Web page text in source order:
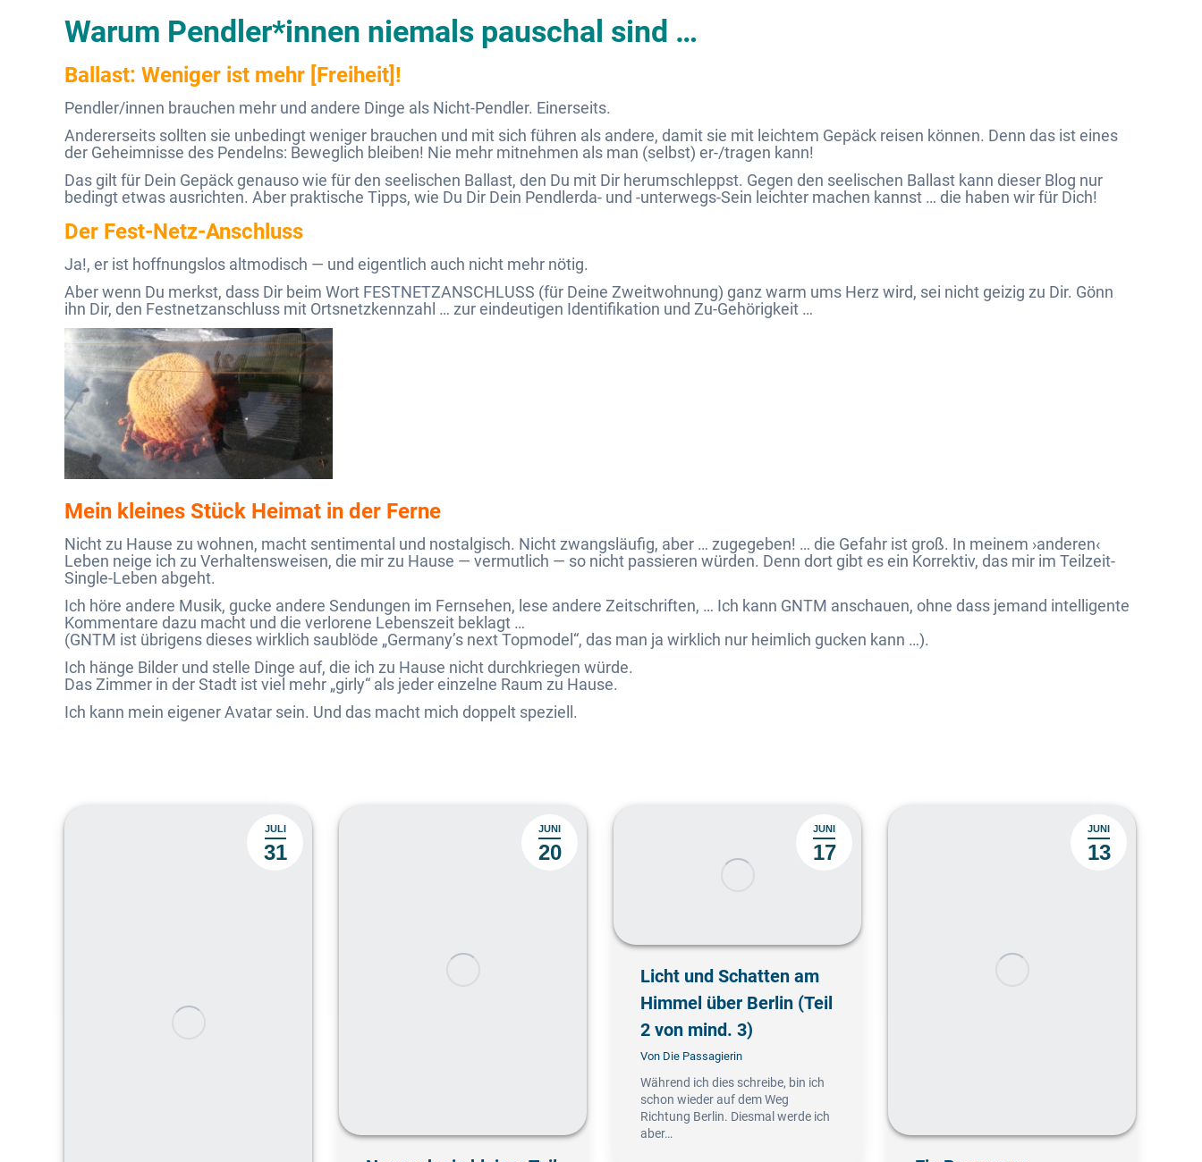
Warum Pendler*innen niemals pauschal sind …
Ballast: Weniger ist mehr [Freiheit]!
Pendler/innen brauchen mehr und andere Dinge als Nicht-Pendler. Einerseits.
Andererseits sollten sie unbedingt weniger brauchen und mit sich führen als andere, damit sie mit leichtem Gepäck reisen können. Denn das ist eines
der Geheimnisse des Pendelns: Beweglich bleiben! Nie mehr mitnehmen als man (selbst) er-/tragen kann!
Das gilt für Dein Gepäck genauso wie für den seelischen Ballast, den Du mit Dir herumschleppst. Gegen den seelischen Ballast kann dieser Blog nur
bedingt etwas ausrichten. Aber praktische Tipps, wie Du Dir Dein Pendlerda- und -unterwegs-Sein leichter machen kannst … die haben wir für Dich!
Der Fest-Netz-Anschluss
Ja!, er ist hoffnungslos altmodisch — und eigentlich auch nicht mehr nötig.
Aber wenn Du merkst, dass Dir beim Wort FESTNETZANSCHLUSS (für Deine Zweitwohnung) ganz warm ums Herz wird, sei nicht geizig zu Dir. Gönn
ihn Dir, den Festnetzanschluss mit Ortsnetzkennzahl … zur eindeutigen Identifikation und Zu-Gehörigkeit …
Mein kleines Stück Heimat in der Ferne
Nicht zu Hause zu wohnen, macht sentimental und nostalgisch. Nicht zwangsläufig, aber … zugegeben! … die Gefahr ist groß. In meinem ›anderen‹
Leben neige ich zu Verhaltensweisen, die mir zu Hause — vermutlich — so nicht passieren würden. Denn dort gibt es ein Korrektiv, das mir im Teilzeit-
Single-Leben abgeht.
Ich höre andere Musik, gucke andere Sendungen im Fernsehen, lese andere Zeitschriften, … Ich kann GNTM anschauen, ohne dass jemand intelligente
Kommentare dazu macht und die verlorene Lebenszeit beklagt …
(GNTM ist übrigens dieses wirklich saublöde „Germany’s next Topmodel“, das man ja wirklich nur heimlich gucken kann …).
Ich hänge Bilder und stelle Dinge auf, die ich zu Hause nicht durchkriegen würde.
Das Zimmer in der Stadt ist viel mehr „girly“ als jeder einzelne Raum zu Hause.
Ich kann mein eigener Avatar sein. Und das macht mich doppelt speziell.
JULI
31
JUNI
20
JUNI
17
Licht und Schatten am
Himmel über Berlin (Teil
2 von mind. 3)
Von Die Passagierin
Während ich dies schreibe, bin ich
schon wieder auf dem Weg
Richtung Berlin. Diesmal werde ich
aber…
JUNI
13